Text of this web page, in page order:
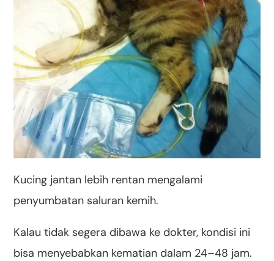
Kucing jantan lebih rentan mengalami
penyumbatan saluran kemih.
Kalau tidak segera dibawa ke dokter, kondisi ini
bisa menyebabkan kematian dalam 24–48 jam.